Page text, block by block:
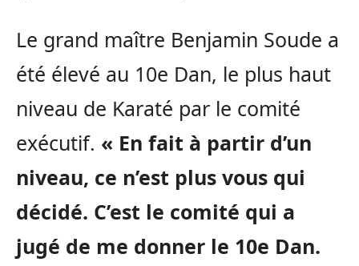
Le grand maître Benjamin Soude a
été élevé au 10e Dan, le plus haut
niveau de Karaté par le comité
exécutif. « En fait à partir d’un
niveau, ce n’est plus vous qui
décidé. C’est le comité qui a
jugé de me donner le 10e Dan.